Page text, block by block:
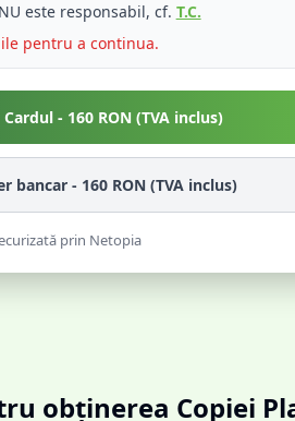
este responsabil, cf. T.C.
pentru a continua.
- 160 RON (TVA inclus)
bancar - 160 RON (TVA inclus)
prin Netopia
obținerea Copiei